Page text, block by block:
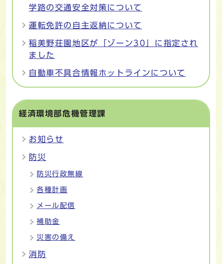
学路の交通安全対策について
運転免許の自主返納について
稲美野荘園地区が「ゾーン30」に指定され
ました
自動車不具合情報ホットラインについて
経済環境部危機管理課
お知らせ
防災
防災行政無線
各種計画
メール配信
補助金
災害の備え
消防